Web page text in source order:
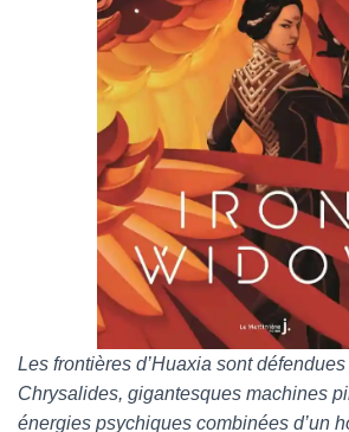
Les frontières d’Huaxia sont
Chrysalides, gigantesques machines
énergies psychiques combinées d’un